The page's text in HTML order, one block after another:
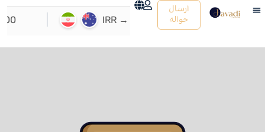
ارسال
حواله